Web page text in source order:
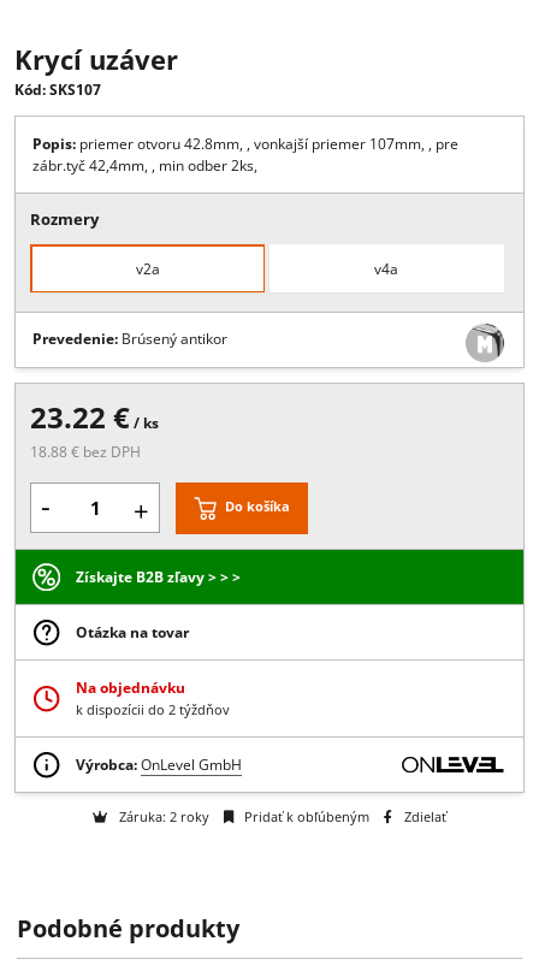
Krycí uzáver
Kód: SKS107
Popis:priemer otvoru 42.8mm, , vonkajší priemer 107mm, , pre
zábr.tyč 42,4mm, , min odber 2ks,
Rozmery
v2a v4a
23.22 €
18.88 € bez DPH
- + Do košíka
Získajte B2B zľavy > > >
Otázka na tovar
Výrobca: OnLevel GmbH
Podobné produkty